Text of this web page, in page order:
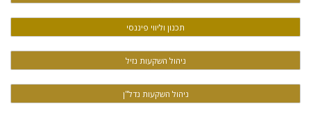
תכנון וליווי פיננסי
ניהול השקעות נזיל
ניהול השקעות נדל"ן